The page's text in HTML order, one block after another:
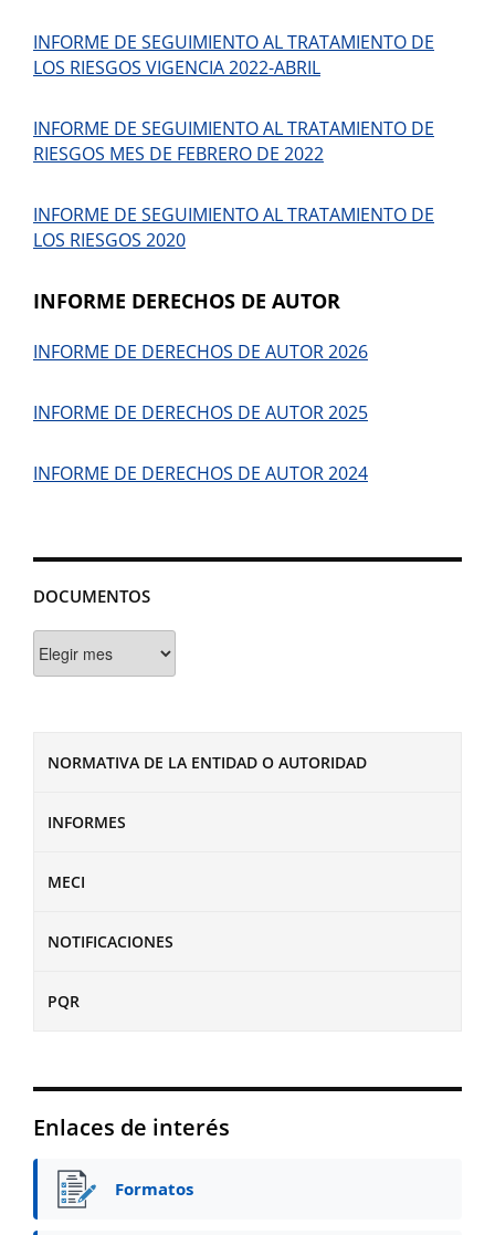
DOCUMENTOS
NORMATIVA DE LA ENTIDAD O AUTORIDAD
INFORMES
MECI
NOTIFICACIONES
PQR
Enlaces de interés
Formatos
INFORME DE SEGUIMIENTO AL TRATAMIENTO DE
LOS RIESGOS VIGENCIA 2022-ABRIL
INFORME DE SEGUIMIENTO AL TRATAMIENTO DE
RIESGOS MES DE FEBRERO DE 2022
INFORME DE SEGUIMIENTO AL TRATAMIENTO DE
LOS RIESGOS 2020
INFORME DERECHOS DE AUTOR
INFORME DE DERECHOS DE AUTOR 2026
INFORME DE DERECHOS DE AUTOR 2025
INFORME DE DERECHOS DE AUTOR 2024